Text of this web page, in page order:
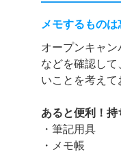
メモするものは
オープンキャン
などを確認し
いことを考えて
あると便利！持
・筆記用具
・メモ帳